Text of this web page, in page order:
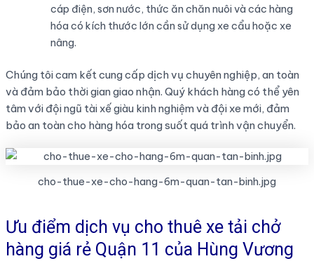
cáp điện, sơn nước, thức ăn chăn nuôi và các hàng
hóa có kích thước lớn cần sử dụng xe cẩu hoặc xe
nâng.
Chúng tôi cam kết cung cấp dịch vụ chuyên nghiệp, an toàn
và đảm bảo thời gian giao nhận. Quý khách hàng có thể yên
tâm với đội ngũ tài xế giàu kinh nghiệm và đội xe mới, đảm
bảo an toàn cho hàng hóa trong suốt quá trình vận chuyển.
cho-thue-xe-cho-hang-6m-quan-tan-binh.jpg
Ưu điểm dịch vụ cho thuê xe tải chở
hàng giá rẻ Quận 11 của Hùng Vương